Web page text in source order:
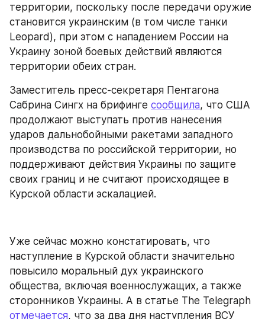
территории, поскольку после передачи оружие
становится украинским (в том числе танки
Leopard), при этом с нападением России на
Украину зоной боевых действий являются
территории обеих стран.
Заместитель пресс-секретаря Пентагона
Сабрина Сингх на брифинге сообщила, что США
продолжают выступать против нанесения
ударов дальнобойными ракетами западного
производства по российской территории, но
поддерживают действия Украины по защите
своих границ и не считают происходящее в
Курской области эскалацией.
Уже сейчас можно констатировать, что
наступление в Курской области значительно
повысило моральный дух украинского
общества, включая военнослужащих, а также
отмечается, что за два дня наступления ВСУ